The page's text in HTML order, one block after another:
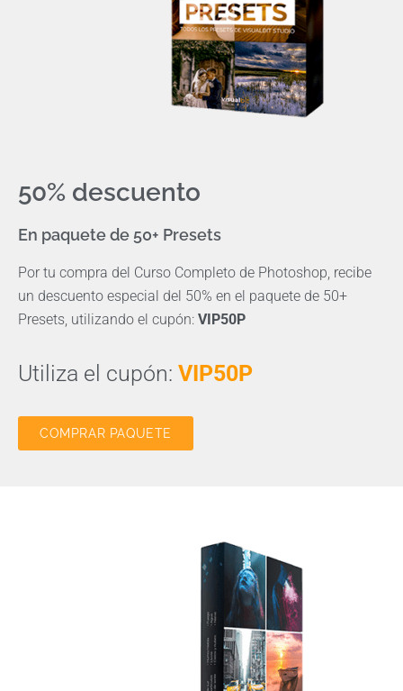
50% descuento
En paquete de 50+ Presets
Por tu compra del Curso Completo de Photoshop, recibe
un descuento especial del 50% en el paquete de 50+
Presets, utilizando el cupón: VIP50P
Utiliza el cupón: VIP50P
COMPRAR PAQUETE